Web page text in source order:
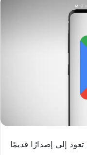
إلى إصدارًا قديمًا